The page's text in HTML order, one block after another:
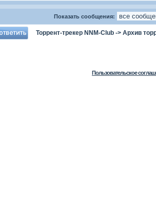
Показать сообщения:
Торрент-трекер NNM-Club -> Архив
Пользовательское